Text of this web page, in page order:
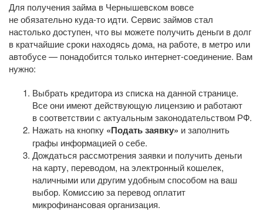
Для получения займа в Чернышевском вовсе
не обязательно куда-то идти. Сервис займов стал
настолько доступен, что вы можете получить деньги в долг
в кратчайшие сроки находясь дома, на работе, в метро или
автобусе — понадобится только интернет-соединение. Вам
нужно:
Выбрать кредитора из списка на данной странице.
Все они имеют действующую лицензию и работают
в соответствии с актуальным законодательством РФ.
Нажать на кнопку «Подать заявку» и заполнить
графы информацией о себе.
Дождаться рассмотрения заявки и получить деньги
на карту, переводом, на электронный кошелек,
наличными или другим удобным способом на ваш
выбор. Комиссию за перевод оплатит
микрофинансовая организация.